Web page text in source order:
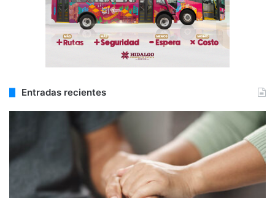
Entradas recientes